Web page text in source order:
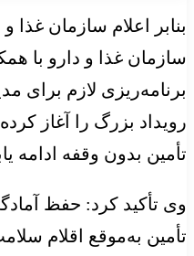
بنابر اعلام سازمان غذا
سازمان غذا و دارو با
برنامه‌ریزی لازم برای
رویداد بزرگ را آغاز
تأمین بدون وقفه ادامه
وی تأکید کرد: حفظ
تأمین به‌موقع اقلام